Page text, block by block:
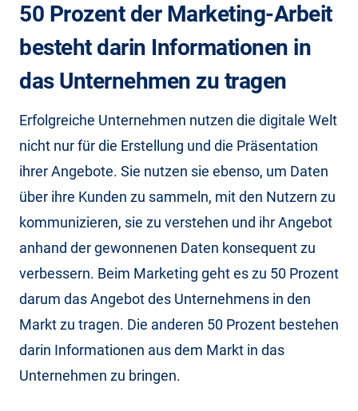
50 Prozent der Marketing-Arbeit
besteht darin Informationen in
das Unternehmen zu tragen
Erfolgreiche Unternehmen nutzen die digitale Welt
nicht nur für die Erstellung und die Präsentation
ihrer Angebote. Sie nutzen sie ebenso, um Daten
über ihre Kunden zu sammeln, mit den Nutzern zu
kommunizieren, sie zu verstehen und ihr Angebot
anhand der gewonnenen Daten konsequent zu
verbessern. Beim Marketing geht es zu 50 Prozent
darum das Angebot des Unternehmens in den
Markt zu tragen. Die anderen 50 Prozent bestehen
darin Informationen aus dem Markt in das
Unternehmen zu bringen.